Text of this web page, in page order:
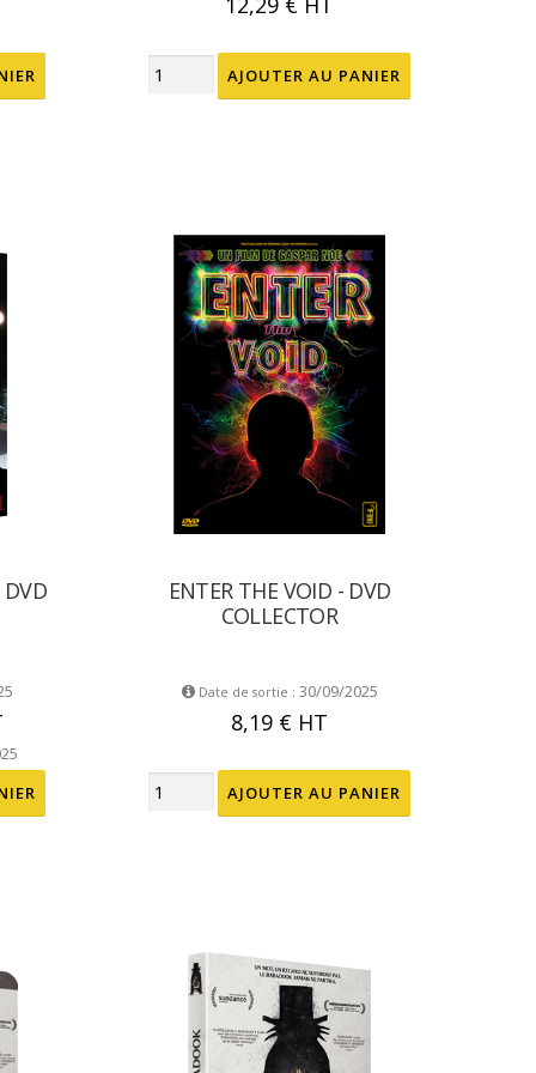
ENTER THE VOID - DVD
COLLECTOR
Date de sortie : 30/09/2025
8,19 € HT